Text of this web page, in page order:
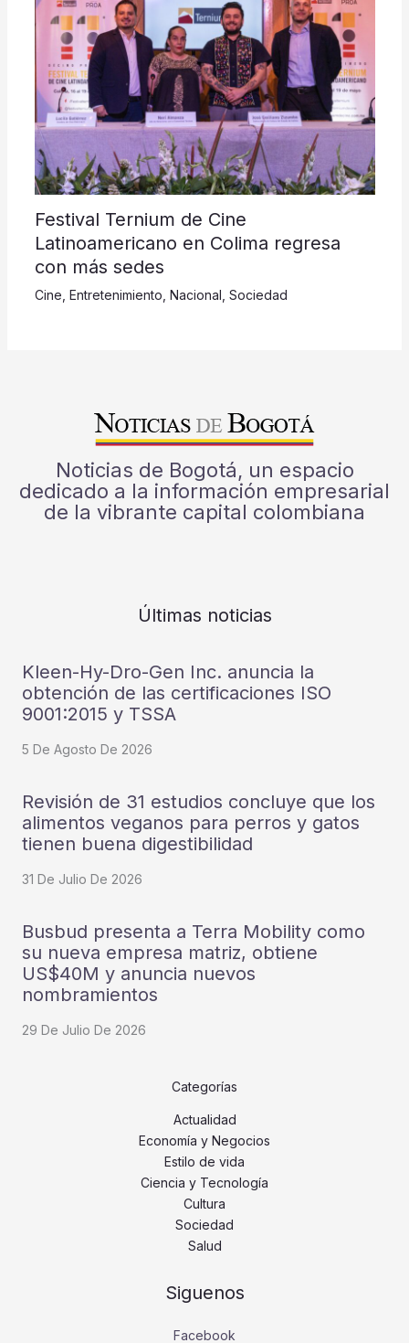
Festival Ternium de Cine
Latinoamericano en Colima regresa
con más sedes
Cine Entretenimiento Nacional Sociedad
Noticias de Bogotá, un espacio
dedicado a la información empresarial
de la vibrante capital colombiana
Últimas noticias
Kleen-Hy-Dro-Gen Inc. anuncia la
obtención de las certificaciones ISO
9001:2015 y TSSA
5 De Agosto De 2026
Revisión de 31 estudios concluye que los
alimentos veganos para perros y gatos
tienen buena digestibilidad
31 De Julio De 2026
Busbud presenta a Terra Mobility como
su nueva empresa matriz, obtiene
US$40M y anuncia nuevos
nombramientos
29 De Julio De 2026
Categorías
Actualidad
Economía y Negocios
Estilo de vida
Ciencia y Tecnología
Cultura
Sociedad
Salud
Siguenos
Facebook